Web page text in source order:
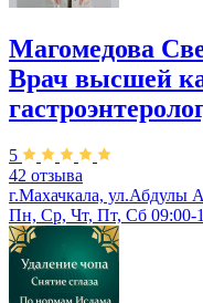
Магомедова
Врач высшей
5
42 отзыва
г.Махачкала, ул.Абдулы
Пн, Ср, Чт, Пт, Сб 09:00-